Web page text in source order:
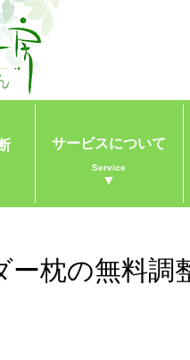
サービスについて
Service
▼
ー枕の無料調